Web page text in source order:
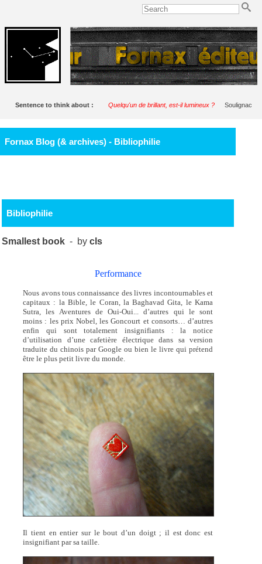
Sentence to think about : Quelqu'un de brillant, est-il lumineux ? Soulignac
Fornax Blog (& archives) - Bibliophilie
Bibliophilie
Smallest book - bycls
Performance
Nous avons tous connaissance des livres incontournables et
capitaux : la Bible, le Coran, la Baghavad Gita, le Kama
Sutra, les Aventures de Oui-Oui... d’autres qui le sont
moins : les prix Nobel, les Goncourt et consorts… d’autres
enfin qui sont totalement insignifiants : la notice
d’utilisation d’une cafetière électrique dans sa version
traduite du chinois par Google ou bien le livre qui prétend
être le plus petit livre du monde.
Il tient en entier sur le bout d’un doigt ; il est donc est
insignifiant par sa taille.